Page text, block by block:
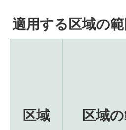
適用する区域の
区域 区域